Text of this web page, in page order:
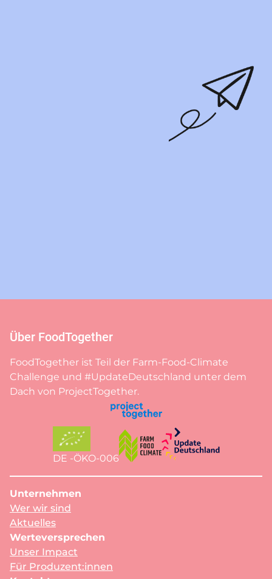
Über FoodTogether
FoodTogether ist Teil der Farm-Food-Climate
Challenge und #UpdateDeutschland unter dem
Dach von ProjectTogether.
DE -ÖKO-006
Unternehmen
Wer wir sind
Aktuelles
Werteversprechen
Unser Impact
Für Produzent:innen